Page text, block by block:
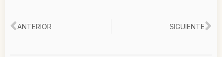
Ant
ANTERIOR SIGUIENTE